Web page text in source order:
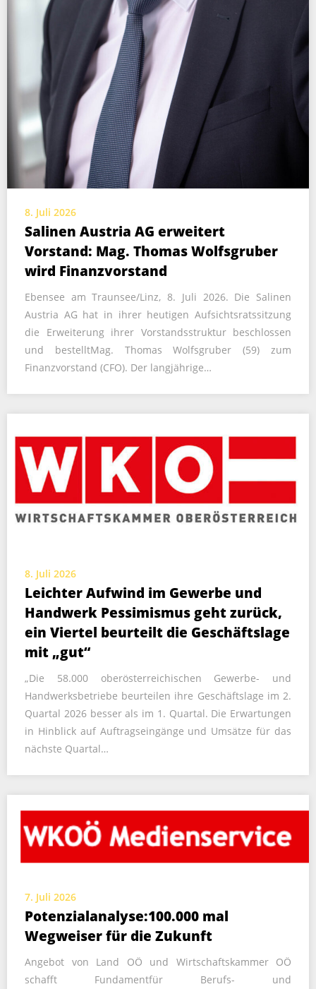
8. Juli 2026
Salinen Austria AG erweitert
Vorstand: Mag. Thomas Wolfsgruber
wird Finanzvorstand
Ebensee am Traunsee/Linz, 8. Juli 2026. Die Salinen
Austria AG hat in ihrer heutigen Aufsichtsratssitzung
die Erweiterung ihrer Vorstandsstruktur beschlossen
und bestelltMag. Thomas Wolfsgruber (59) zum
Finanzvorstand (CFO). Der langjährige…
8. Juli 2026
Leichter Aufwind im Gewerbe und
Handwerk Pessimismus geht zurück,
ein Viertel beurteilt die Geschäftslage
mit „gut“
„Die 58.000 oberösterreichischen Gewerbe- und
Handwerksbetriebe beurteilen ihre Geschäftslage im 2.
Quartal 2026 besser als im 1. Quartal. Die Erwartungen
in Hinblick auf Auftragseingänge und Umsätze für das
nächste Quartal…
7. Juli 2026
Potenzialanalyse:100.000 mal
Wegweiser für die Zukunft
Angebot von Land OÖ und Wirtschaftskammer OÖ
schafft Fundamentfür Berufs- und